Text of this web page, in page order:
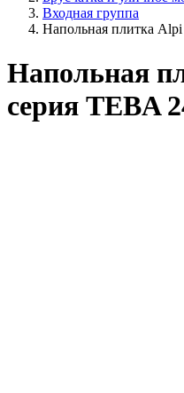
Входная группа
Напольная плитка
Напольная
серия TEBA